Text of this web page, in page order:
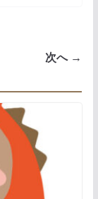
次へ →